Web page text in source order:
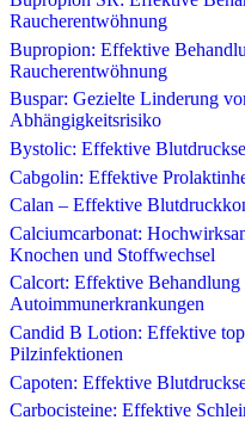
Raucherentwöhnung
Bupropion: Effektive
Raucherentwöhnung
Buspar: Gezielte Linderung
Abhängigkeitsrisiko
Bystolic: Effektive
Cabgolin: Effektive
Calan – Effektive
Calciumcarbonat:
Knochen und Stoffwechsel
Calcort: Effektive
Autoimmunerkrankungen
Candid B Lotion: Effektive
Pilzinfektionen
Capoten: Effektive
Carbocisteine: Effektive